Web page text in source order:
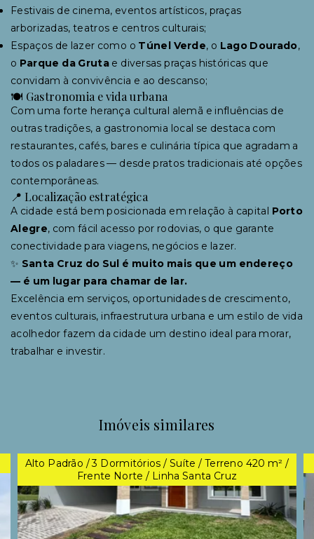
Festivais de cinema, eventos artísticos, praças
arborizadas, teatros e centros culturais;
Espaços de lazer como o Túnel Verde, o Lago Dourado,
o Parque da Grutae diversas praças históricas que
convidam à convivência e ao descanso;
🍽 Gastronomia e vida urbana
Com uma forte herança cultural alemã e influências de
outras tradições, a gastronomia local se destaca com
restaurantes, cafés, bares e culinária típica que agradam a
todos os paladares — desde pratos tradicionais até opções
contemporâneas.
📍 Localização estratégica
A cidade está bem posicionada em relação à capital Porto
Alegre, com fácil acesso por rodovias, o que garante
conectividade para viagens, negócios e lazer.
✨ Santa Cruz do Sul é muito mais que um endereço
— é um lugar para chamar de lar.
Excelência em serviços, oportunidades de crescimento,
eventos culturais, infraestrutura urbana e um estilo de vida
acolhedor fazem da cidade um destino ideal para morar,
trabalhar e investir.
Imóveis similares
Alto Padrão / 3 Dormitórios / Suíte / Terreno 420 m² /
Frente Norte / Linha Santa Cruz